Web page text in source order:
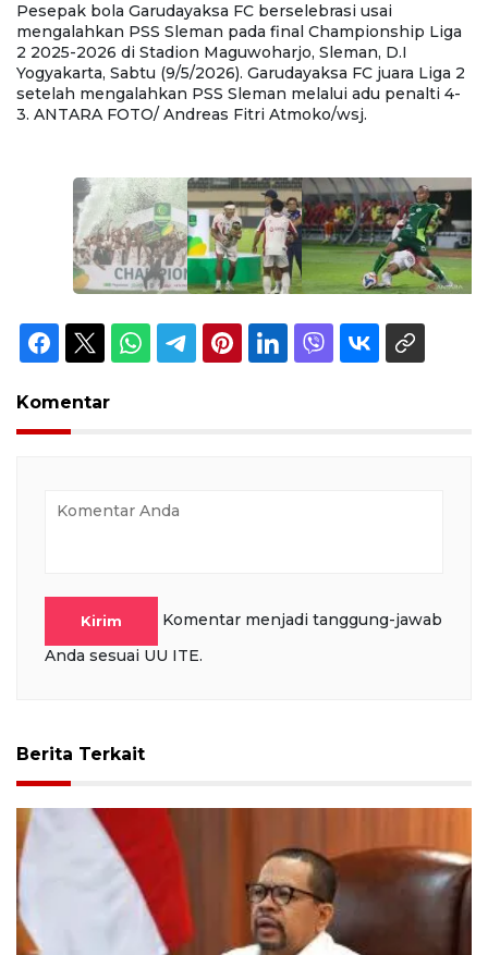
Pesepak bola Garudayaksa FC berselebrasi usai
mengalahkan PSS Sleman pada final Championship Liga
2 2025-2026 di Stadion Maguwoharjo, Sleman, D.I
Yogyakarta, Sabtu (9/5/2026). Garudayaksa FC juara Liga 2
setelah mengalahkan PSS Sleman melalui adu penalti 4-
3. ANTARA FOTO/ Andreas Fitri Atmoko/wsj.
Komentar
Kirim
Komentar menjadi tanggung-jawab
Anda sesuai UU ITE.
Berita Terkait